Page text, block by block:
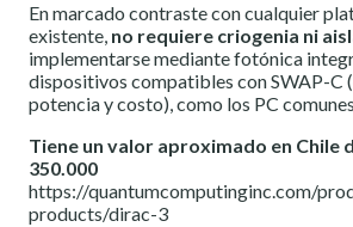
En marcado contraste con cualquier
existente, no requiere criogenia ni
implementarse mediante fotónica
dispositivos compatibles con SWAP-C
potencia y costo), como los PC
Tiene un valor aproximado en Chile
350.000
https://quantumcomputinginc.com/
products/dirac-3